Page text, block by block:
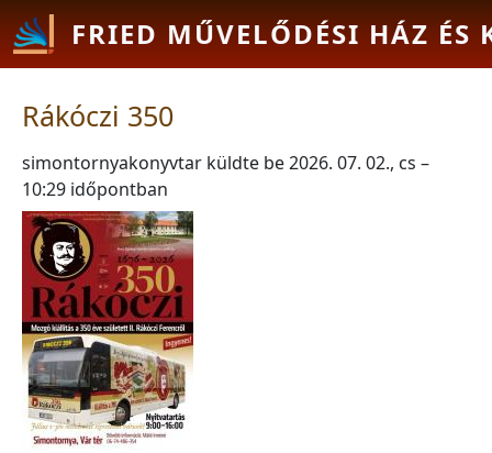
Ugrás a tartalomra
FRIED MŰVELŐDÉSI HÁZ ÉS
Rákóczi 350
simontornyakonyvtar küldte be2026. 07. 02., cs –
10:29 időpontban